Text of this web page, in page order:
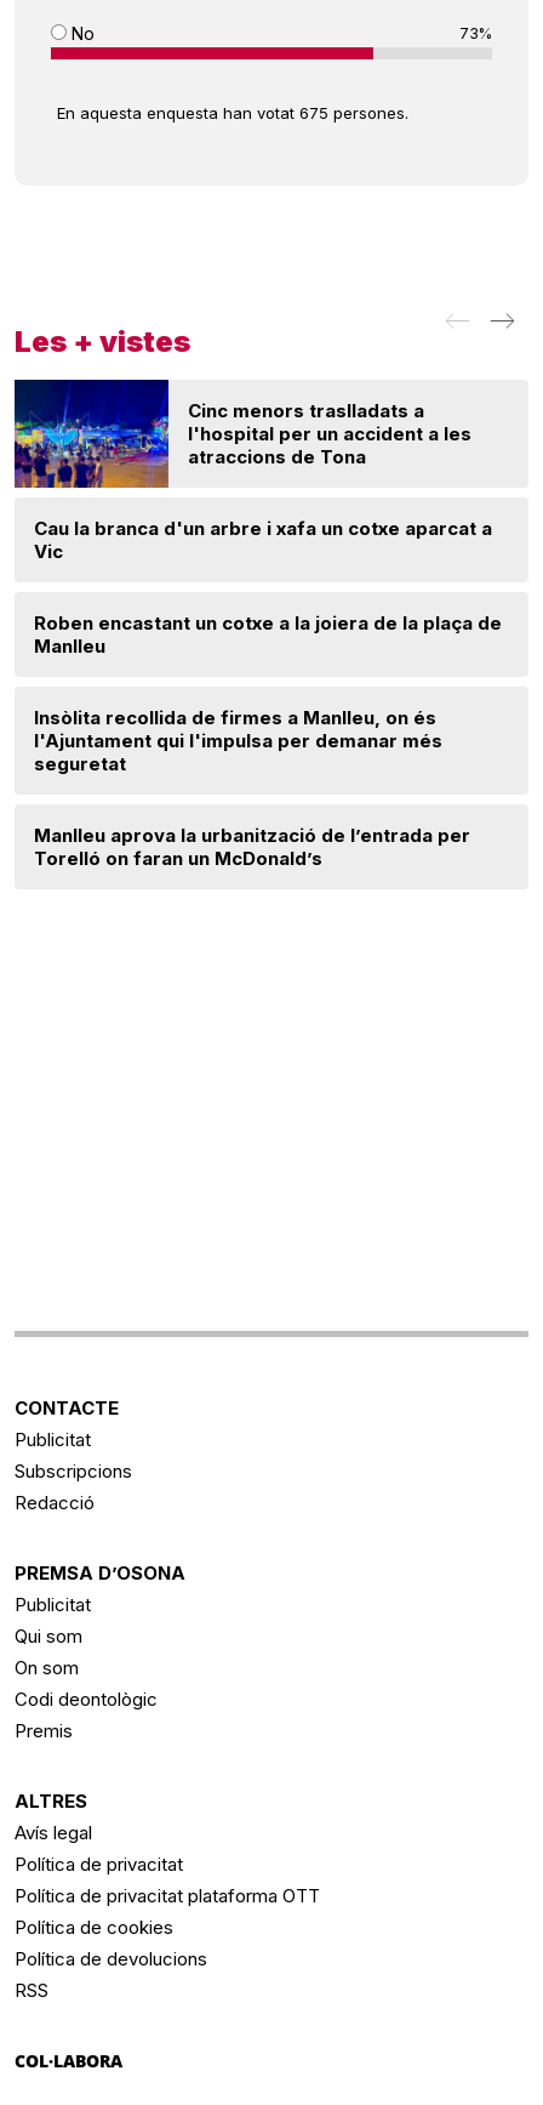
No 73%
En aquesta enquesta han votat 675 persones.
Les + vistes
Cinc menors traslladats a
l'hospital per un accident a les
atraccions de Tona
Cau la branca d'un arbre i xafa un cotxe aparcat a
Vic
Roben encastant un cotxe a la joiera de la plaça de
Manlleu
Insòlita recollida de firmes a Manlleu, on és
l'Ajuntament qui l'impulsa per demanar més
seguretat
Manlleu aprova la urbanització de l’entrada per
Torelló on faran un McDonald’s
CONTACTE
Publicitat
Subscripcions
Redacció
PREMSA D’OSONA
Publicitat
Qui som
On som
Codi deontològic
Premis
ALTRES
Avís legal
Política de privacitat
Política de privacitat plataforma OTT
Política de cookies
Política de devolucions
RSS
COL·LABORA